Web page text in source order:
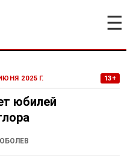
☰
2025 Г. 13+
юбилей